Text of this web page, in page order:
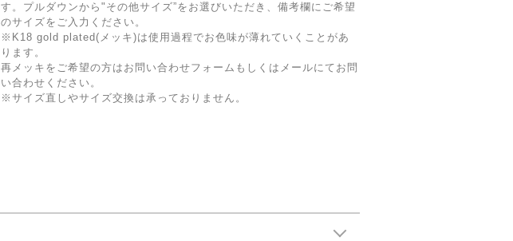
す。プルダウンから"その他サイズ”をお選びいただき、備考欄にご希望
のサイズをご入力ください。
※K18 gold plated(メッキ)は使用過程でお色味が薄れていくことがあ
ります。
再メッキをご希望の方はお問い合わせフォームもしくはメールにてお問
い合わせください。
※サイズ直しやサイズ交換は承っておりません。